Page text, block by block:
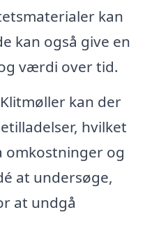
kan
kan også give en
værdi over tid.
kan der
hvilket
omkostninger og
at undersøge,
at undgå